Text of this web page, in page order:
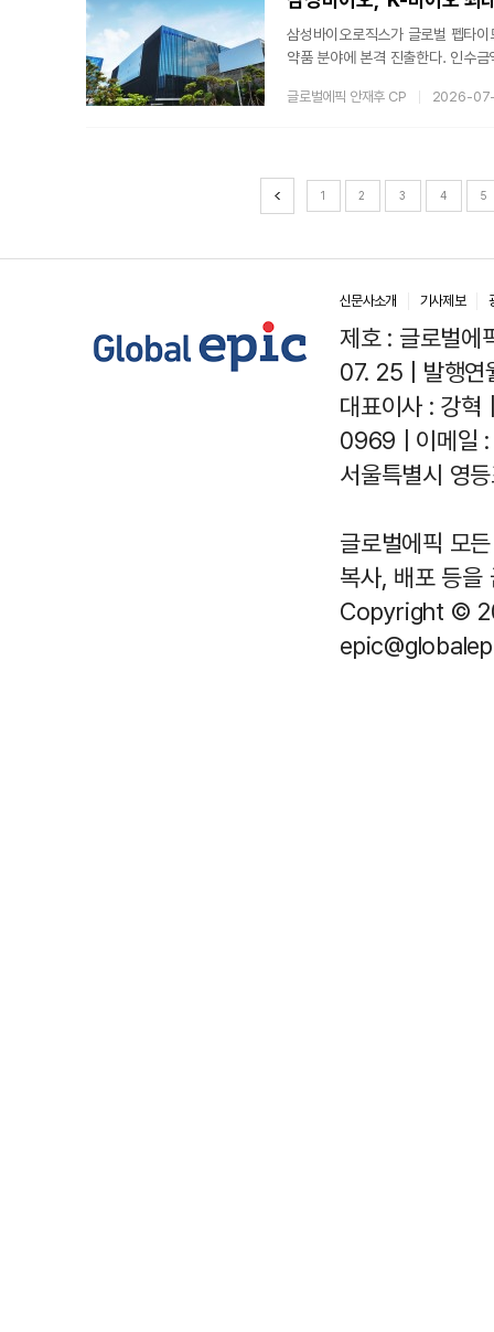
삼성바이오로직스가 글로벌 펩타
약품 분야에 본격 진출한다. 인수
성바이오로직스는 대주주 지분을
글로벌에픽 안재후 CP 2026-
1 2 3 4 5
신문사소개 기사제보
제호 : 글로벌
07. 25 | 발행연
대표이사 : 강
0969 | 이메일
서울특별시 영
글로벌에픽 모
복사, 배포 등을
Copyright ©